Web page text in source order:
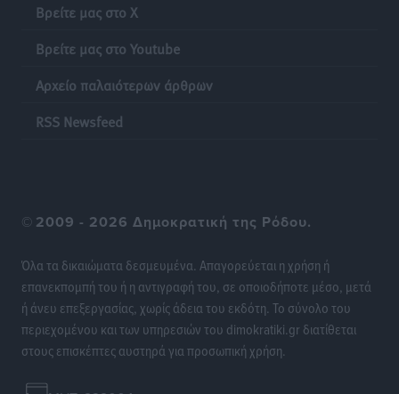
Βρείτε μας στο X
Βρείτε μας στο Youtube
Αρχείο παλαιότερων άρθρων
RSS Newsfeed
© 2009 - 2026 Δημοκρατική της Ρόδου.
Όλα τα δικαιώματα δεσμευμένα. Απαγορεύεται η χρήση ή
επανεκπομπή του ή η αντιγραφή του, σε οποιοδήποτε μέσο, μετά
ή άνευ επεξεργασίας, χωρίς άδεια του εκδότη. Το σύνολο του
περιεχομένου και των υπηρεσιών του dimokratiki.gr διατίθεται
στους επισκέπτες αυστηρά για προσωπική χρήση.